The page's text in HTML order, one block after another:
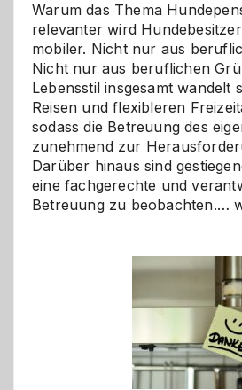
Warum das Thema
relevanter wird
mobiler. Nicht nur aus
Nicht nur aus beruflichen
Lebensstil insgesamt wandelt
Reisen und flexibleren
sodass die Betreuung des
zunehmend zur
Darüber hinaus sind
eine fachgerechte und
Betreuung zu beobachten.…